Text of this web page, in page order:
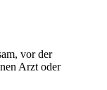
vor der
Arzt oder